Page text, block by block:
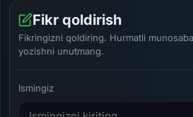
Fikr qoldirish
Fikringizni qoldiring. Hurmatli
yozishni unutmang.
Ismingiz